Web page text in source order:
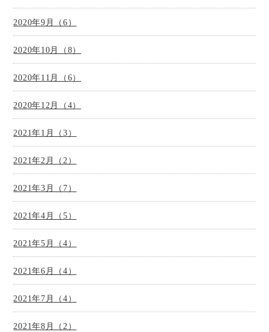
2020年9月（6）
2020年10月（8）
2020年11月（6）
2020年12月（4）
2021年1月（3）
2021年2月（2）
2021年3月（7）
2021年4月（5）
2021年5月（4）
2021年6月（4）
2021年7月（4）
2021年8月（2）